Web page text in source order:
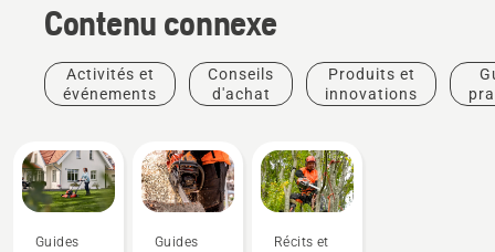
Contenu connexe
Activités et
événements
Conseils
d'achat
Produits et
innovations
Guides
Guides
Récits et